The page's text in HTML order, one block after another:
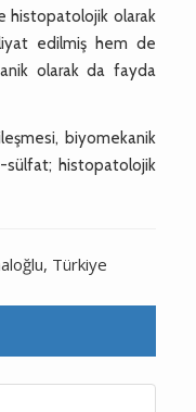
histopatolojik olarak
edilmiş hem de
olarak da fayda
biyomekanik
sülfat; histopatolojik
Türkiye